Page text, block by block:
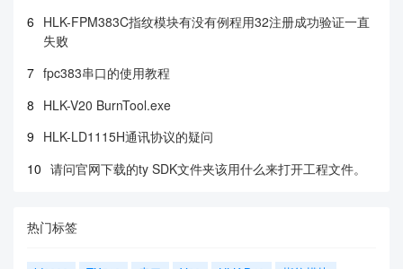
6 HLK-FPM383C指纹模块有没有例程用32注册成功验证一直
失败
7 fpc383串口的使用教程
8 HLK-V20 BurnTool.exe
9 HLK-LD1115H通讯协议的疑问
10 请问官网下载的ty SDK文件夹该用什么来打开工程文件。
热门标签